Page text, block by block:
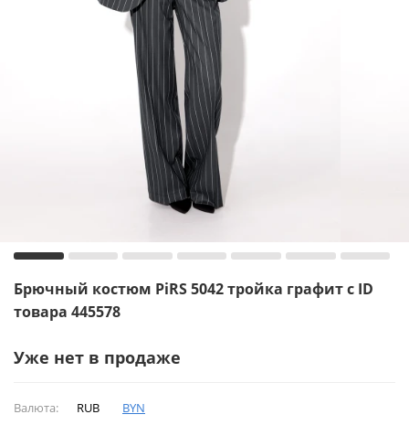
Брючный костюм PiRS 5042 тройка графит с ID
товара 445578
Уже нет в продаже
Валюта: RUB BYN